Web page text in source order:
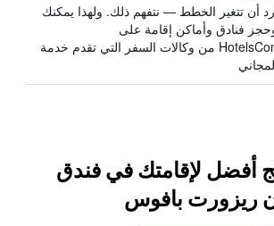
أن تتغير الخطط — نتفهم ذلك. ولهذا يمكنك
فنادق وأماكن إقامة على
HotelsCombined من وكالات السفر التي تقدم خدمة
أفضل لإقامتك في فندق
ريزورت بافوس